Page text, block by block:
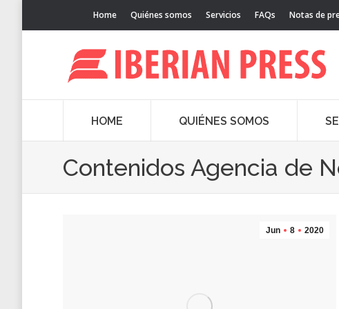
Home Quiénes somos Servicios FAQs Notas de
HOME QUIÉNES SOMOS
Contenidos Agencia de
Jun 8 2020